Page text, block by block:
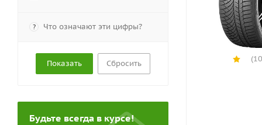
? Что означают эти цифры?
Сбросить
Будьте всегда в курсе!